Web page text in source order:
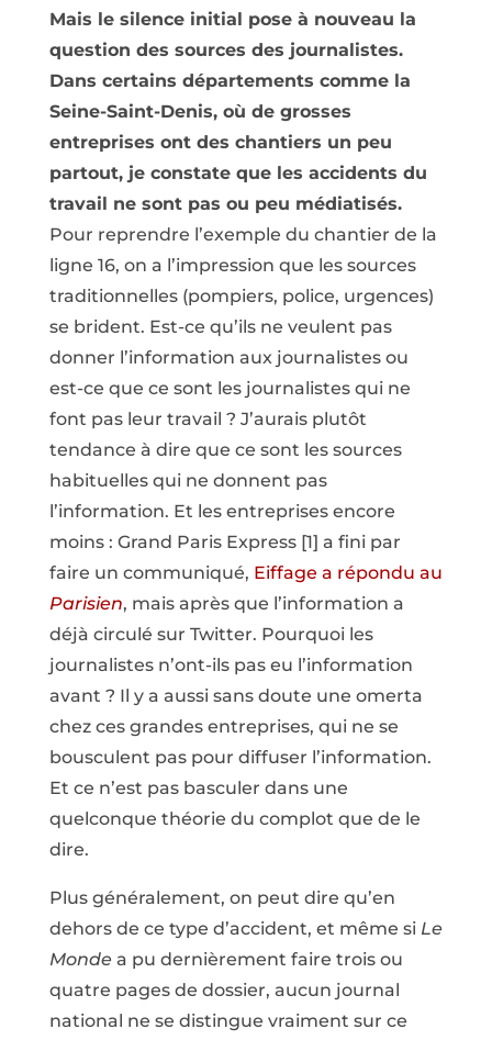
Mais le silence initial pose à nouveau la
question des sources des journalistes.
Dans certains départements comme la
Seine-Saint-Denis, où de grosses
entreprises ont des chantiers un peu
partout, je constate que les accidents du
travail ne sont pas ou peu médiatisés.
Pour reprendre l’exemple du chantier de la
ligne 16, on a l’impression que les sources
traditionnelles (pompiers, police, urgences)
se brident. Est-ce qu’ils ne veulent pas
donner l’information aux journalistes ou
est-ce que ce sont les journalistes qui ne
font pas leur travail ? J’aurais plutôt
tendance à dire que ce sont les sources
habituelles qui ne donnent pas
l’information. Et les entreprises encore
moins : Grand Paris Express [1] a fini par
faire un communiqué, Eiffage a répondu au
Parisien, mais après que l’information a
déjà circulé sur Twitter. Pourquoi les
journalistes n’ont-ils pas eu l’information
avant ? Il y a aussi sans doute une omerta
chez ces grandes entreprises, qui ne se
bousculent pas pour diffuser l’information.
Et ce n’est pas basculer dans une
quelconque théorie du complot que de le
dire.
Plus généralement, on peut dire qu’en
dehors de ce type d’accident, et même si Le
Mondea pu dernièrement faire trois ou
quatre pages de dossier, aucun journal
national ne se distingue vraiment sur ce